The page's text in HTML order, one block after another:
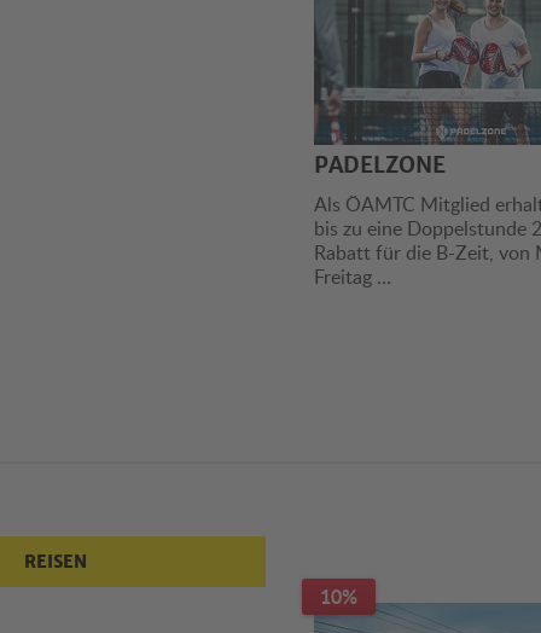
PADELZONE
Als ÖAMTC Mitglied
bis zu eine Doppelstunde
Rabatt für die B-Zeit, von
Freitag …
REISEN
10%